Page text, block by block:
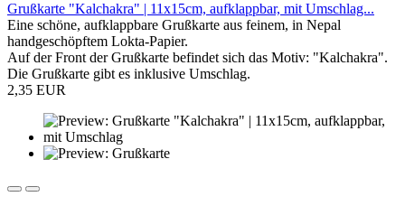
Grußkarte "Kalchakra" | 11x15cm, aufklappbar, mit Umschlag...
Eine schöne, aufklappbare Grußkarte aus feinem, in Nepal
handgeschöpftem Lokta-Papier.
Auf der Front der Grußkarte befindet sich das Motiv: "Kalchakra".
Die Grußkarte gibt es inklusive Umschlag.
2,35 EUR